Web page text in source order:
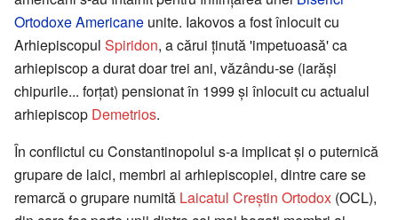
Ortodoxe Americane unite. Iakovos a fost înlocuit cu
Arhiepiscopul Spiridon, a cărui ţinută 'impetuoasă' ca
arhiepiscop a durat doar trei ani, văzându-se (iarăşi
chipurile... forţat) pensionat în 1999 şi înlocuit cu actualul
arhiepiscop Demetrios.
În conflictul cu Constantinopolul s-a implicat şi o puternică
grupare de laici, membri ai arhiepiscopiei, dintre care se
remarcă o grupare numită Laicatul Creştin Ortodox (OCL),